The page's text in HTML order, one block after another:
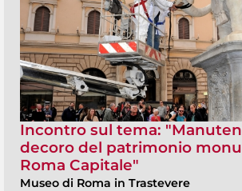
Incontro sul tema:
decoro del patrimonio
Roma Capitale"
Museo di Roma in Trastevere